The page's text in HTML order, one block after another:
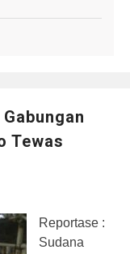
Tewas
Reportase :
Sudana